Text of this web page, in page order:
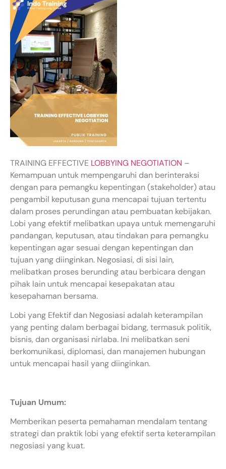
TRAINING EFFECTIVE LOBBYING NEGOTIATION –
Kemampuan untuk mempengaruhi dan berinteraksi
dengan para pemangku kepentingan (stakeholder) atau
pengambil keputusan guna mencapai tujuan tertentu
dalam proses perundingan atau pembuatan kebijakan.
Lobi yang efektif melibatkan upaya untuk memengaruhi
pandangan, keputusan, atau tindakan para pemangku
kepentingan agar sesuai dengan kepentingan dan
tujuan yang diinginkan. Negosiasi, di sisi lain,
melibatkan proses berunding atau berbicara dengan
pihak lain untuk mencapai kesepakatan atau
kesepahaman bersama.
Lobi yang Efektif dan Negosiasi adalah keterampilan
yang penting dalam berbagai bidang, termasuk politik,
bisnis, dan organisasi nirlaba. Ini melibatkan seni
berkomunikasi, diplomasi, dan manajemen hubungan
untuk mencapai hasil yang diinginkan.
Tujuan Umum:
Memberikan peserta pemahaman mendalam tentang
strategi dan praktik lobi yang efektif serta keterampilan
negosiasi yang kuat.